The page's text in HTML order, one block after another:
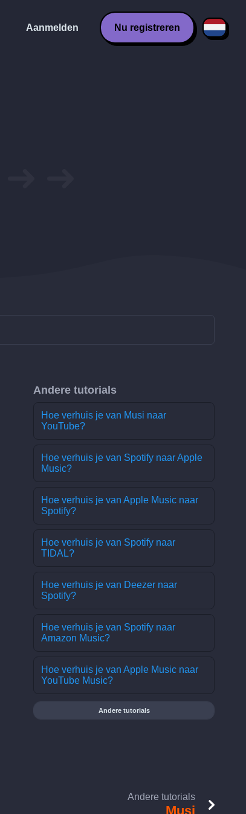
Aanmelden Nu registreren
Andere tutorials
Hoe verhuis je van Musi naar
YouTube?
Hoe verhuis je van Spotify naar Apple
Music?
Hoe verhuis je van Apple Music naar
Spotify?
Hoe verhuis je van Spotify naar
TIDAL?
Hoe verhuis je van Deezer naar
Spotify?
Hoe verhuis je van Spotify naar
Amazon Music?
Hoe verhuis je van Apple Music naar
YouTube Music?
Andere tutorials
Andere tutorials
Musi